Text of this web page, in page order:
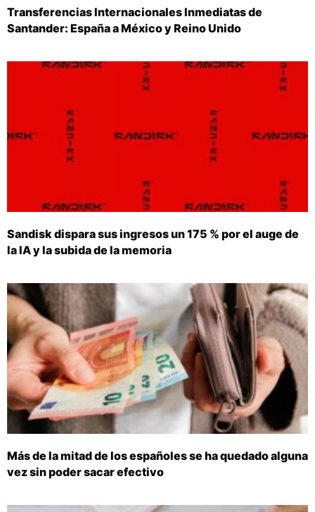
Transferencias Internacionales Inmediatas de
Santander: España a México y Reino Unido
Sandisk dispara sus ingresos un 175 % por el auge de
la IA y la subida de la memoria
Más de la mitad de los españoles se ha quedado alguna
vez sin poder sacar efectivo